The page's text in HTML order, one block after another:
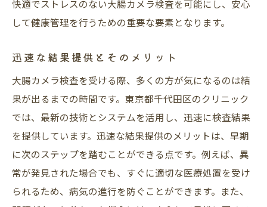
快適でストレスのない大腸カメラ検査を可能にし、安心
して健康管理を行うための重要な要素となります。
迅速な結果提供とそのメリット
大腸カメラ検査を受ける際、多くの方が気になるのは結
果が出るまでの時間です。東京都千代田区のクリニック
では、最新の技術とシステムを活用し、迅速に検査結果
を提供しています。迅速な結果提供のメリットは、早期
に次のステップを踏むことができる点です。例えば、異
常が発見された場合でも、すぐに適切な医療処置を受け
られるため、病気の進行を防ぐことができます。また、